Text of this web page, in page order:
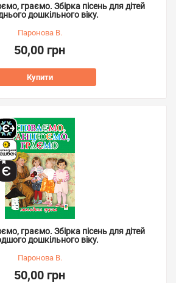
граємо. Збірка пісень для дітей
дошкільного віку.
Паронова В.
50,00 грн
Купити
граємо. Збірка пісень для дітей
дошкільного віку.
Паронова В.
50,00 грн